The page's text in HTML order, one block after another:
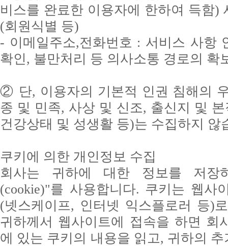
비스를 완료한 이용자에 한하여 득함)
(회원식별 등)
- 이메일주소,전화번호 : 서비스 사항
확인, 불만처리 등 의사소통 경로의 확
② 단, 이용자의 기본적 인권 침해의
종 및 민족, 사상 및 신조, 출신지 및
건강상태 및 성생활 등)는 수집하지 않
쿠키에 의한 개인정보 수집
회사는 귀하에 대한 정보를 저장
(cookie)"를 사용합니다. 쿠키는 웹사
(넷스케이프, 인터넷 익스플로러 등)
귀하께서 웹사이트에 접속을 하면 회
에 있는 쿠키의 내용을 읽고, 귀하의